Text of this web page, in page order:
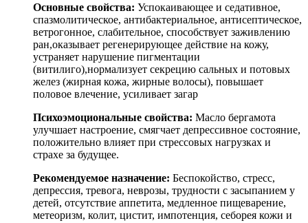
Основные свойства: Успокаивающее и седативное,
спазмолитическое, антибактериальное, антисептическое,
ветрогонное, слабительное, способствует заживлению
ран,оказывает регенерирующее действие на кожу,
устраняет нарушение пигментации
(витилиго),нормализует секрецию сальных и потовых
желез (жирная кожа, жирные волосы), повышает
половое влечение, усиливает загар
Психоэмоциональные свойства: Масло бергамота
улучшает настроение, смягчает депрессивное состояние,
положительно влияет при стрессовых нагрузках и
страхе за будущее.
Рекомендуемое назначение: Беспокойство, стресс,
депрессия, тревога, неврозы, трудности с засыпанием у
детей, отсутствие аппетита, медленное пищеварение,
метеоризм, колит, цистит, импотенция, себорея кожи и